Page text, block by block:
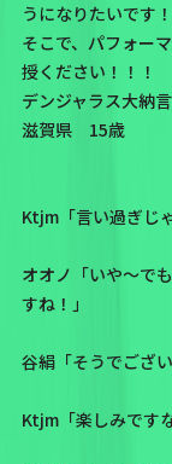
うになりたいです！
そこで、パフォー
授ください！！！
デンジャラス大納
滋賀県 15歳
Ktjm「言い過ぎじ
オオノ「いや～で
すね！」
谷絹「そうでござ
Ktjm「楽しみですな